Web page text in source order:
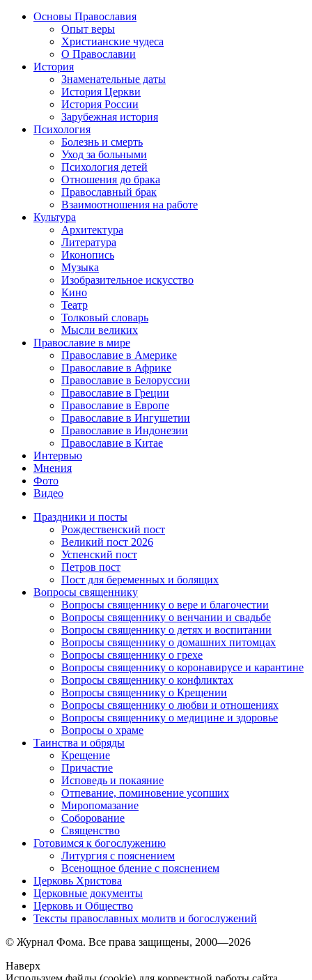
Основы Православия
Опыт веры
Христианские чудеса
О Православии
История
Знаменательные даты
История Церкви
История России
Зарубежная история
Психология
Болезнь и смерть
Уход за больными
Психология детей
Отношения до брака
Православный брак
Взаимоотношения на работе
Культура
Архитектура
Литература
Иконопись
Музыка
Изобразительное искусство
Кино
Театр
Толковый словарь
Мысли великих
Православие в мире
Православие в Америке
Православие в Африке
Православие в Белоруссии
Православие в Греции
Православие в Европе
Православие в Ингушетии
Православие в Индонезии
Православие в Китае
Интервью
Мнения
Фото
Видео
Праздники и посты
Рождественский пост
Великий пост 2026
Успенский пост
Петров пост
Пост для беременных и болящих
Вопросы священнику
Вопросы священнику о вере и благочестии
Вопросы священнику о венчании и свадьбе
Вопросы священнику о детях и воспитании
Вопросы священнику о домашних питомцах
Вопросы священнику о грехе
Вопросы священнику о коронавирусе и карантине
Вопросы священнику о конфликтах
Вопросы священнику о Крещении
Вопросы священнику о любви и отношениях
Вопросы священнику о медицине и здоровье
Вопросы о храме
Таинства и обряды
Крещение
Причастие
Исповедь и покаяние
Отпевание, поминовение усопших
Миропомазание
Соборование
Священство
Готовимся к богослужению
Литургия с пояснением
Всенощное бдение с пояснением
Церковь Христова
Церковные документы
Церковь и Общество
Тексты православных молитв и богослужений
© Журнал Фома. Все права защищены, 2000—2026
Наверх